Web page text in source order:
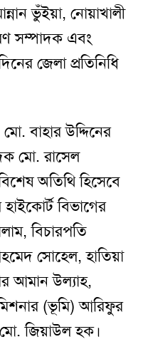
ভুঁইয়া, নোয়াখালী
সম্পাদক এবং
জেলা প্রতিনিধি
বাহার উদ্দিনের
মো. রাসেল
অতিথি হিসেবে
বিভাগের
বিচারপতি
সোহেল, হাতিয়া
আমান উল্যাহ,
(ভূমি) আরিফুর
জিয়াউল হক।